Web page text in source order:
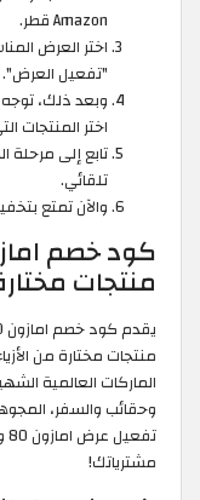
Amazon قطر.
اختر العرض
"تفعيل العرض".
وبعد ذلك، توجه
اختر المنتجات
تابع إلى
تلقائي.
والآن تمتع بتخفيض
منتجات
منتجات مختارة من
الماركات العالمية
وحقائب والسفر،
مشترياتك!